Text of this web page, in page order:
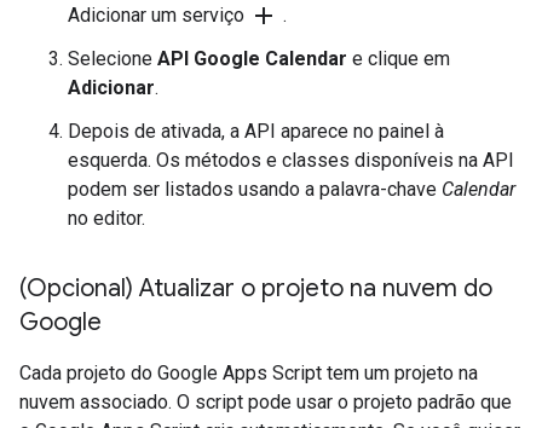
Adicionar um serviço add .
Selecione API Google Calendar e clique em
Adicionar.
Depois de ativada, a API aparece no painel à
esquerda. Os métodos e classes disponíveis na API
podem ser listados usando a palavra-chave Calendar
no editor.
(Opcional) Atualizar o projeto na nuvem do
Google
Cada projeto do Google Apps Script tem um projeto na
nuvem associado. O script pode usar o projeto padrão que